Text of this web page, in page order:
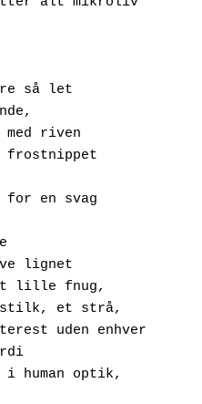
så let
med riven
have lignet
lille fnug,
stilk, et strå,
uden enhver
i human optik,